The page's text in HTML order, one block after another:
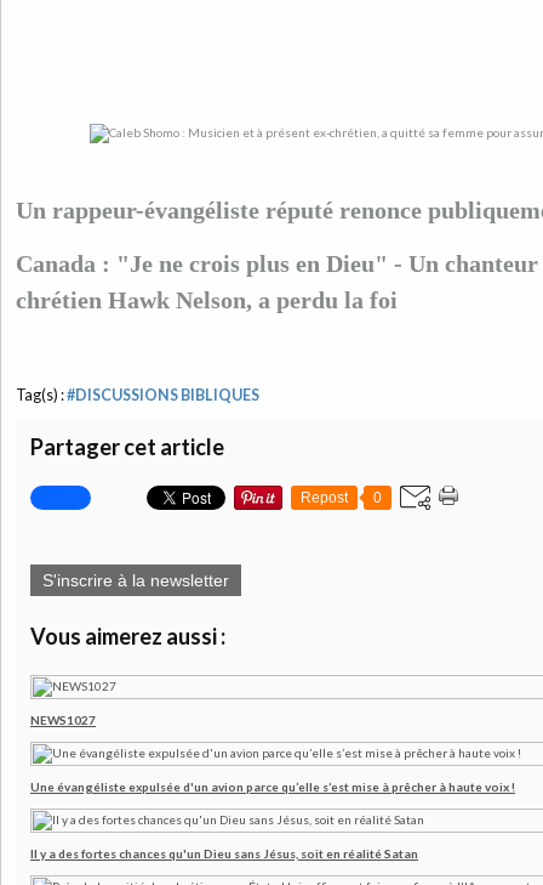
Un rappeur-évangéliste réputé renonce
Canada : "Je ne crois plus en Dieu" - Un
chrétien Hawk Nelson, a perdu la foi
Tag(s) :#DISCUSSIONS BIBLIQUES
Partager cet article
Repost 0
S'inscrire à la newsletter
Vous aimerez aussi :
NEWS1027
Une évangéliste expulsée d'un avion parce qu’elle s’est mise à prêcher à haute voix !
Il y a des fortes chances qu'un Dieu sans Jésus, soit en réalité Satan